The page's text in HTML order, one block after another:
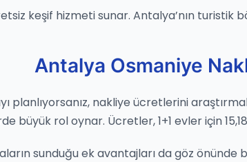
keşif hizmeti sunar. Antalya’nın turistik
Antalya Osmaniye
planlıyorsanız, nakliye ücretlerini
rol oynar. Ücretler, 1+1 evler için
sunduğu ek avantajları da göz önünde